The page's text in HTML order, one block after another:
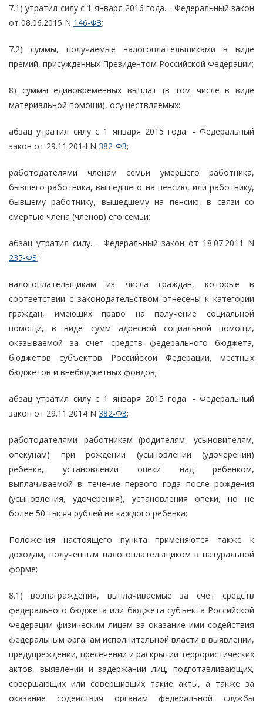
7.1) утратил силу с 1 января 2016 года. - Федеральный закон
от 08.06.2015 N 146-ФЗ;
7.2) суммы, получаемые налогоплательщиками в виде
премий, присужденных Президентом Российской Федерации;
8) суммы единовременных выплат (в том числе в виде
материальной помощи), осуществляемых:
абзац утратил силу с 1 января 2015 года. - Федеральный
закон от 29.11.2014 N 382-ФЗ;
работодателями членам семьи умершего работника,
бывшего работника, вышедшего на пенсию, или работнику,
бывшему работнику, вышедшему на пенсию, в связи со
смертью члена (членов) его семьи;
абзац утратил силу. - Федеральный закон от 18.07.2011 N
235-ФЗ;
налогоплательщикам из числа граждан, которые в
соответствии с законодательством отнесены к категории
граждан, имеющих право на получение социальной
помощи, в виде сумм адресной социальной помощи,
оказываемой за счет средств федерального бюджета,
бюджетов субъектов Российской Федерации, местных
бюджетов и внебюджетных фондов;
абзац утратил силу с 1 января 2015 года. - Федеральный
закон от 29.11.2014 N 382-ФЗ;
работодателями работникам (родителям, усыновителям,
опекунам) при рождении (усыновлении (удочерении)
ребенка, установлении опеки над ребенком,
выплачиваемой в течение первого года после рождения
(усыновления, удочерения), установления опеки, но не
более 50 тысяч рублей на каждого ребенка;
Положения настоящего пункта применяются также к
доходам, полученным налогоплательщиком в натуральной
форме;
8.1) вознаграждения, выплачиваемые за счет средств
федерального бюджета или бюджета субъекта Российской
Федерации физическим лицам за оказание ими содействия
федеральным органам исполнительной власти в выявлении,
предупреждении, пресечении и раскрытии террористических
актов, выявлении и задержании лиц, подготавливающих,
совершающих или совершивших такие акты, а также за
оказание содействия органам федеральной службы